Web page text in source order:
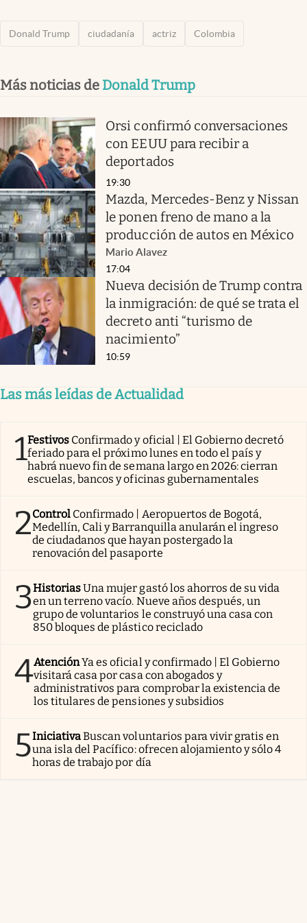
Donald Trump ciudadanía actriz Colombia
Más noticias de Donald Trump
Orsi confirmó conversaciones
con EEUU para recibir a
deportados
19:30
Mazda, Mercedes-Benz y Nissan
le ponen freno de mano a la
producción de autos en México
Mario Alavez
17:04
Nueva decisión de Trump contra
la inmigración: de qué se trata el
decreto anti “turismo de
nacimiento”
10:59
Las más leídas de Actualidad
1Festivos Confirmado y oficial | El Gobierno decretó
feriado para el próximo lunes en todo el país y
habrá nuevo fin de semana largo en 2026: cierran
escuelas, bancos y oficinas gubernamentales
2Control Confirmado | Aeropuertos de Bogotá,
Medellín, Cali y Barranquilla anularán el ingreso
de ciudadanos que hayan postergado la
renovación del pasaporte
3HistoriasUna mujer gastó los ahorros de su vida
en un terreno vacío. Nueve años después, un
grupo de voluntarios le construyó una casa con
850 bloques de plástico reciclado
4AtenciónYa es oficial y confirmado | El Gobierno
visitará casa por casa con abogados y
administrativos para comprobar la existencia de
los titulares de pensiones y subsidios
5IniciativaBuscan voluntarios para vivir gratis en
una isla del Pacífico: ofrecen alojamiento y sólo 4
horas de trabajo por día